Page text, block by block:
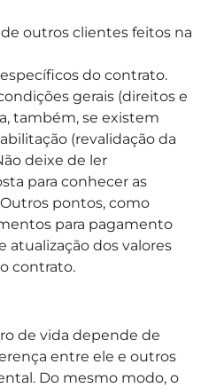
de outros clientes feitos na
do contrato.
gerais (direitos e
também, se existem
(revalidação da
deixe de ler
para conhecer as
pontos, como
para pagamento
atualização dos valores
contrato.
de vida depende de
entre ele e outros
Do mesmo modo, o